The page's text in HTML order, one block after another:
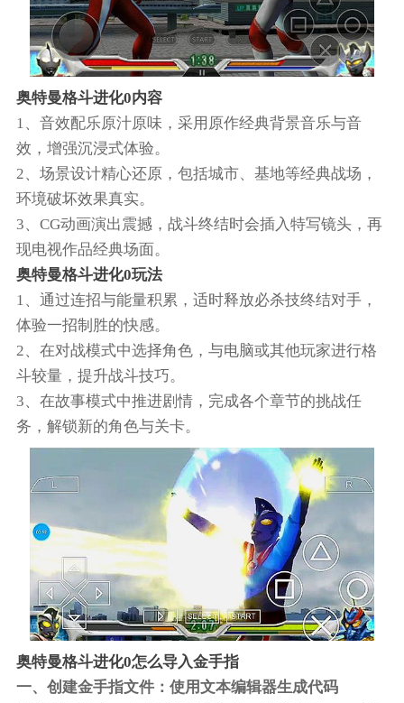
奥特曼格斗进化0内容
1、音效配乐原汁原味，采用原作经典背景音乐与音
效，增强沉浸式体验。
2、场景设计精心还原，包括城市、基地等经典战场，
环境破坏效果真实。
3、CG动画演出震撼，战斗终结时会插入特写镜头，再
现电视作品经典场面。
奥特曼格斗进化0玩法
1、通过连招与能量积累，适时释放必杀技终结对手，
体验一招制胜的快感。
2、在对战模式中选择角色，与电脑或其他玩家进行格
斗较量，提升战斗技巧。
3、在故事模式中推进剧情，完成各个章节的挑战任
务，解锁新的角色与关卡。
奥特曼格斗进化0怎么导入金手指
一、创建金手指文件：使用文本编辑器生成代码